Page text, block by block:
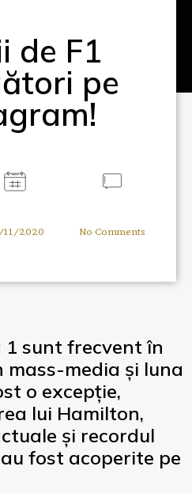
de F1
pe
2020 No Comments
1 sunt frecvent în
media și luna
o excepție,
lui Hamilton,
și recordul
fost acoperite pe